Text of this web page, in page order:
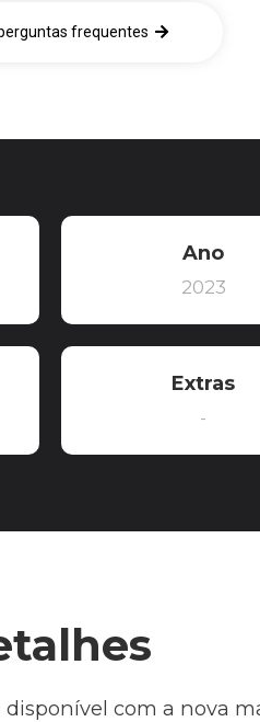
frequentes
Ano
2023
Extras
-
com a nova